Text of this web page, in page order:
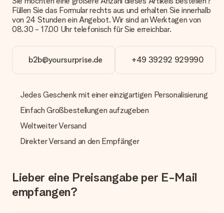
oder Päckchen geliefert wird, kontaktiere bitte unseren
Kundenservice.
Zahlung
Wie kann ich meine Bestellung bezahlen?
Wir bieten die folgenden Zahlungsoptionen an: Vorauskasse
mit normaler Überweisung, Sofortüberweisung, Paypal,
Geschenks jedoch um 3 Werktage.
Geschenk empfangen
erfüllt?
kontaktieren. Dort wird dir umgehend ein passender
Lösungsvorschlag unterbreitet.
Wird die Rechnung mit der Bestellung mitverschickt?
Füllen Sie das Formular rechts aus und erhalten Sie innerhalb
von 24 Stunden ein Angebot. Wir sind an Werktagen von
08.30 - 17.00 Uhr telefonisch für Sie erreichbar.
b2b@yoursurprise.de +49 39292 929990
Jedes Geschenk mit einer einzigartigen Personalisierung
Einfach Großbestellungen aufzugeben
Weltweiter Versand
Direkter Versand an den Empfänger
Lieber eine Preisangabe per E-Mail
empfangen?